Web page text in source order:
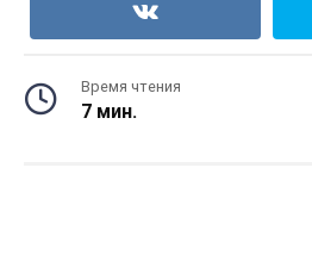
Время чтения
7 мин.